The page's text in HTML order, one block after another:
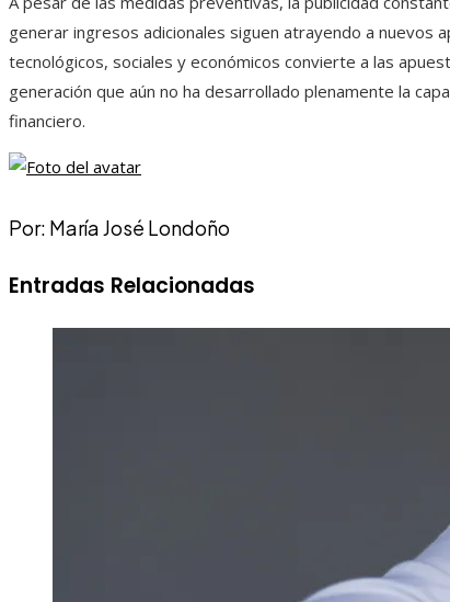
generar ingresos adicionales siguen atrayendo a nuevos
tecnológicos, sociales y económicos convierte a las
generación que aún no ha desarrollado plenamente la
financiero.
Por: María José Londoño
Entradas Relacionadas